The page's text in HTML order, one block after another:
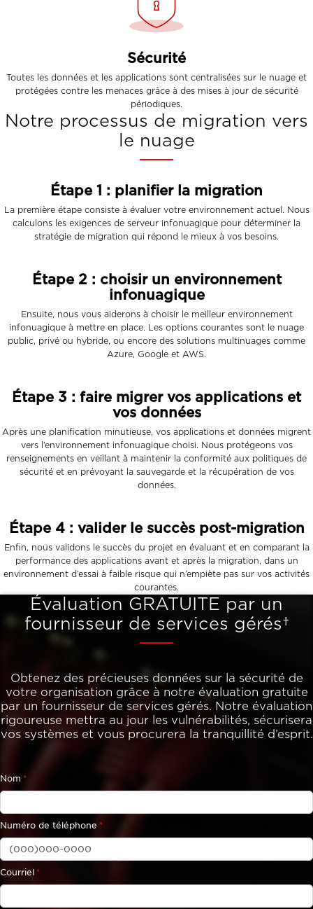
Sécurité
Toutes les données et les applications sont centralisées sur le nuage et
protégées contre les menaces grâce à des mises à jour de sécurité
périodiques.
Notre processus de migration vers
le nuage
Étape 1 : planifier la migration
La première étape consiste à évaluer votre environnement actuel. Nous
calculons les exigences de serveur infonuagique pour déterminer la
stratégie de migration qui répond le mieux à vos besoins.
Étape 2 : choisir un environnement
infonuagique
Ensuite, nous vous aiderons à choisir le meilleur environnement
infonuagique à mettre en place. Les options courantes sont le nuage
public, privé ou hybride, ou encore des solutions multinuages comme
Azure, Google et AWS.
Étape 3 : faire migrer vos applications et
vos données
Après une planification minutieuse, vos applications et données migrent
vers l’environnement infonuagique choisi. Nous protégeons vos
renseignements en veillant à maintenir la conformité aux politiques de
sécurité et en prévoyant la sauvegarde et la récupération de vos
données.
Étape 4 : valider le succès post-migration
Enfin, nous validons le succès du projet en évaluant et en comparant la
performance des applications avant et après la migration, dans un
environnement d’essai à faible risque qui n’empiète pas sur vos activités
courantes.
Évaluation GRATUITE par un
fournisseur de services gérés†
Obtenez des précieuses données sur la sécurité de
votre organisation grâce à notre évaluation gratuite
par un fournisseur de services gérés. Notre évaluation
rigoureuse mettra au jour les vulnérabilités, sécurisera
vos systèmes et vous procurera la tranquillité d’esprit.